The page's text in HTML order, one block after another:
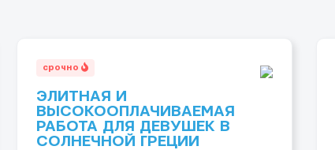
срочно
ЭЛИТНАЯ И
ВЫСОКООПЛАЧИВАЕМАЯ
РАБОТА ДЛЯ ДЕВУШЕК В
СОЛНЕЧНОЙ ГРЕЦИИ